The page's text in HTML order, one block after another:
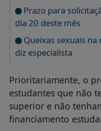
Prazo para
dia 20 deste mês
Queixas sexuais
diz especialista
Prioritariamente, o
estudantes que não
superior e não
financiamento